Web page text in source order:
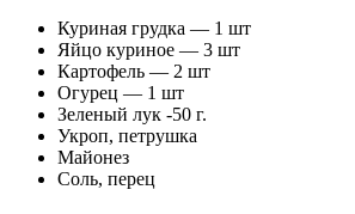
Куриная грудка — 1 шт
Яйцо куриное — 3 шт
Картофель — 2 шт
Огурец — 1 шт
Зеленый лук -50 г.
Укроп, петрушка
Майонез
Соль, перец